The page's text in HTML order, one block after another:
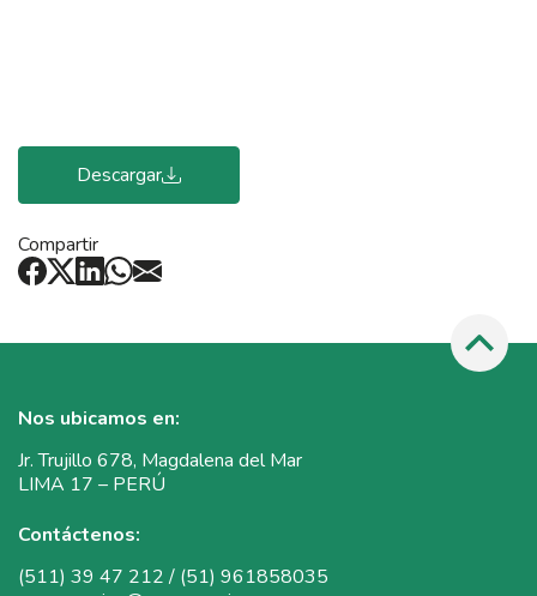
Descargar
Compartir
Nos ubicamos en:
Jr. Trujillo 678, Magdalena del Mar
LIMA 17 – PERÚ
Contáctenos:
(511) 39 47 212 / (51) 961858035